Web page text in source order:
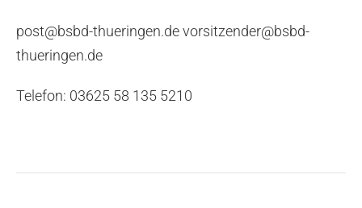
post@bsbd-thueringen.de vorsitzender@bsbd-
thueringen.de
Telefon: 03625 58 135 5210